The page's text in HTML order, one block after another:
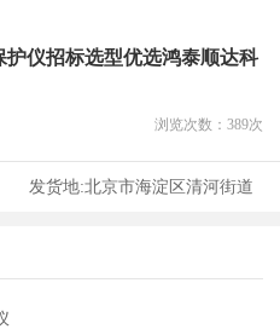
仪招标选型优选鸿泰顺达科
浏览次数： 389次
发货地:北京市海淀区清河街道